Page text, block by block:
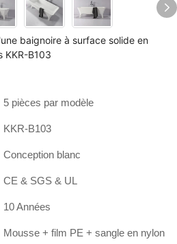
baignoire à surface solide en
KKR-B103
5 pièces par modèle
KKR-B103
Conception blanc
CE & SGS & UL
10 Années
Mousse + film PE + sangle en nylon